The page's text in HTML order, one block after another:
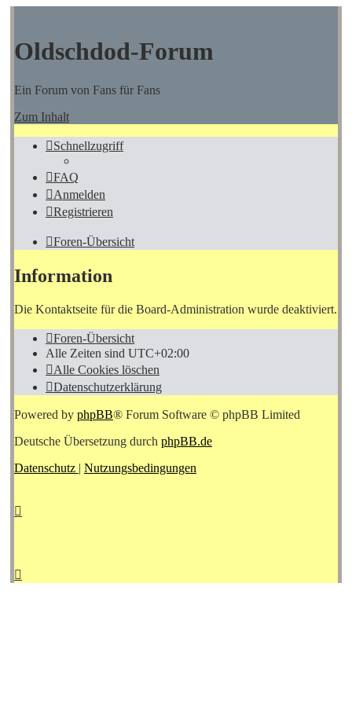
Oldschdod-Forum
Ein Forum von Fans für Fans
Zum Inhalt
Schnellzugriff
FAQ
Anmelden
Registrieren
Foren-Übersicht
Information
Die Kontaktseite für die Board-Administration wurde deaktiviert.
Foren-Übersicht
Alle Zeiten sind UTC+02:00
Alle Cookies löschen
Datenschutzerklärung
Powered by phpBB® Forum Software © phpBB Limited
Deutsche Übersetzung durch phpBB.de
Datenschutz | Nutzungsbedingungen